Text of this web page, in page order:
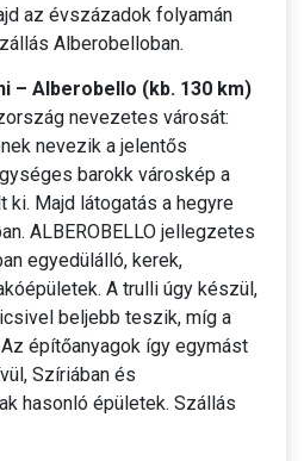
az évszázadok folyamán
Alberobelloban.
– Alberobello (kb. 130 km)
nevezetes városát:
nevezik a jelentős
barokk városkép a
ki. Majd látogatás a hegyre
ALBEROBELLO jellegzetes
egyedülálló, kerek,
A trulli úgy készül,
beljebb teszik, míg a
építőanyagok így egymást
Szíriában és
hasonló épületek. Szállás